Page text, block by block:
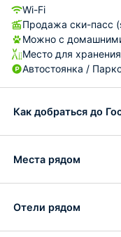
Wi-Fi
Продажа ски-пасс
Можно с
Место для
Автостоянка /
Как добраться до
Места рядом
Отели рядом